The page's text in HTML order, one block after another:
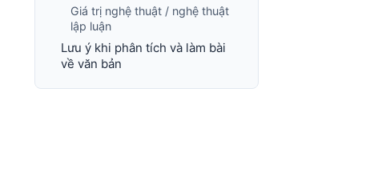
Giá trị nghệ thuật / nghệ thuật
lập luận
Lưu ý khi phân tích và làm bài
về văn bản